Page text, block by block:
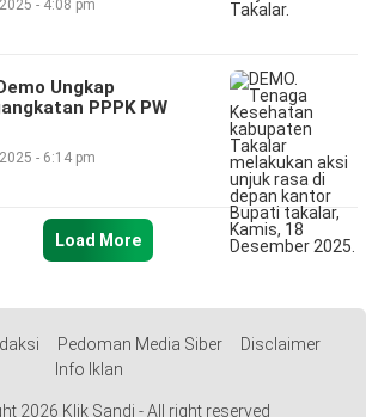
- 4:08 pm
Ungkap
PPPK PW
- 6:14 pm
Load More
Pedoman Media Siber
Disclaimer
Info Iklan
2026 Klik Sandi - All right reserved